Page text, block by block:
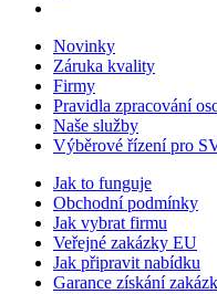
Novinky
Záruka kvality
Firmy
Pravidla zpracování
Naše služby
Výběrové řízení pro
Jak to funguje
Obchodní podmínky
Jak vybrat firmu
Veřejné zakázky EU
Jak připravit nabídku
Garance získání